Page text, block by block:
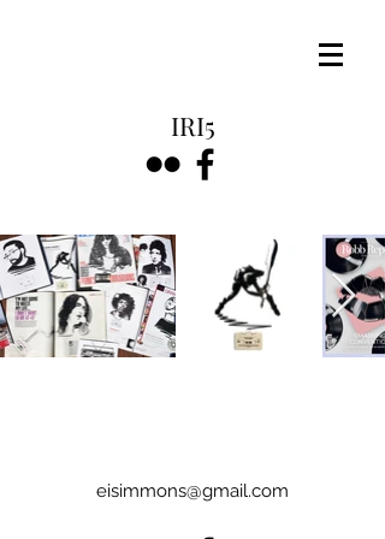
IRI5
eisimmons@gmail.com